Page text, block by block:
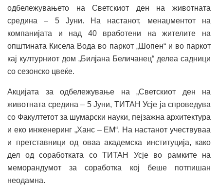
одбележувањето на Светскиот ден на животната
средина – 5 Јуни. На настанот, менаџментот на
компанијата и над 40 вработени на жителите на
општината Кисела Вода во паркот „Шопен“ и во паркот
кај културниот дом „Билјана Беличанец“ делеа садници
со сезонско цвеќе.
Акцијата за одбележување на „Светскиот ден на
животната средина – 5 Јуни, ТИТАН Усје ја спроведува
со Факултетот за шумарски науки, пејзажна архитектура
и еко инженеринг „Ханс – ЕМ“. На настанот учествуваа
и претставници од оваа академска институција, како
дел од соработката со ТИТАН Усје во рамките на
меморандумот за соработка кој беше потпишан
неодамна.